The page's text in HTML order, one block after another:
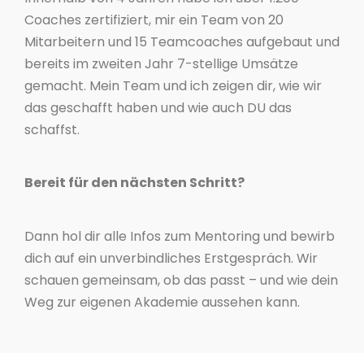
Coaches zertifiziert, mir ein Team von 20
Mitarbeitern und 15 Teamcoaches aufgebaut und
bereits im zweiten Jahr 7-stellige Umsätze
gemacht. Mein Team und ich zeigen dir, wie wir
das geschafft haben und wie auch DU das
schaffst.
Bereit für den nächsten Schritt?
Dann hol dir alle Infos zum Mentoring und bewirb
dich auf ein unverbindliches Erstgespräch. Wir
schauen gemeinsam, ob das passt – und wie dein
Weg zur eigenen Akademie aussehen kann.